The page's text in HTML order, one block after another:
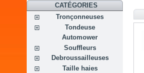
CATÉGORIES
Tronçonneuses
Tondeuse
Automower
Souffleurs
Debroussailleuses
Taille haies